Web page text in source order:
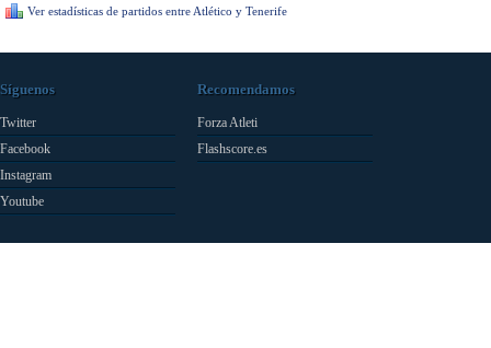
Ver estadísticas de partidos entre Atlético y Tenerife
Síguenos
Twitter
Facebook
Instagram
Youtube
Recomendamos
Forza Atleti
Flashscore.es